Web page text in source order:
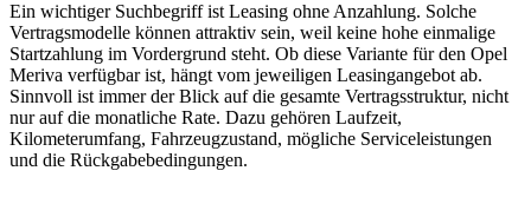
Ein wichtiger Suchbegriff ist Leasing ohne Anzahlung. Solche
Vertragsmodelle können attraktiv sein, weil keine hohe einmalige
Startzahlung im Vordergrund steht. Ob diese Variante für den Opel
Meriva verfügbar ist, hängt vom jeweiligen Leasingangebot ab.
Sinnvoll ist immer der Blick auf die gesamte Vertragsstruktur, nicht
nur auf die monatliche Rate. Dazu gehören Laufzeit,
Kilometerumfang, Fahrzeugzustand, mögliche Serviceleistungen
und die Rückgabebedingungen.